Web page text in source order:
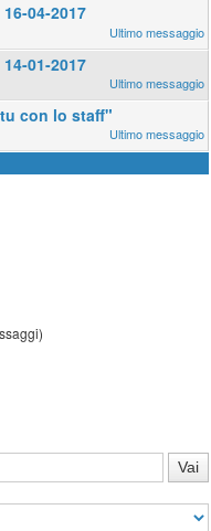
04-2017
01-2017
con lo staff"